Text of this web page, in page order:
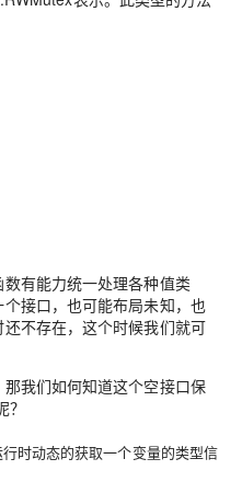
有能力统一处理各种值类
接口，也可能布局未知，也
不存在，这个时候我们就可
我们如何知道这个空接口保
时动态的获取一个变量的类型信